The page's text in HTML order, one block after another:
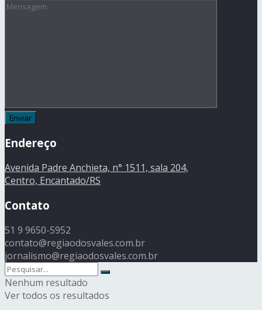
Endereço
Avenida Padre Anchieta, n° 1511, sala 204,
Centro, Encantado/RS
Contato
51 9 9650-5952
contato@regiaodosvales.com.br
jornalismo@regiaodosvales.com.br
Nenhum resultado
Ver todos os resultados